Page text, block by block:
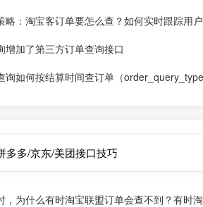
略：淘宝客订单要怎么查？如何实时跟踪用
增加了第三方订单查询接口
询如何按结算时间查订单（
多多/京东/美团接口技巧
，为什么有时淘宝联盟订单会查不到？有时